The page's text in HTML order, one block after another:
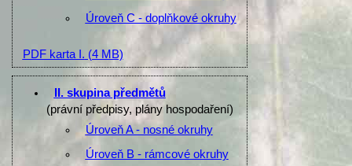
Úroveň C - doplňkové okruhy
PDF karta I. (4 MB)
II. skupina předmětů
(právní předpisy, plány hospodaření)
Úroveň A - nosné okruhy
Úroveň B - rámcové okruhy